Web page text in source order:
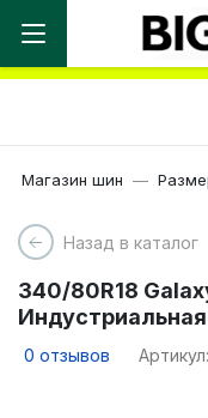
Мы работаем!
Магазин шин
Назад в каталог
340/80R18
0 отзывов Артикул: